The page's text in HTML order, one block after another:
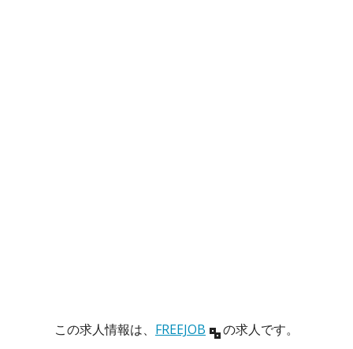
この求人情報は、 FREEJOB の求人です。